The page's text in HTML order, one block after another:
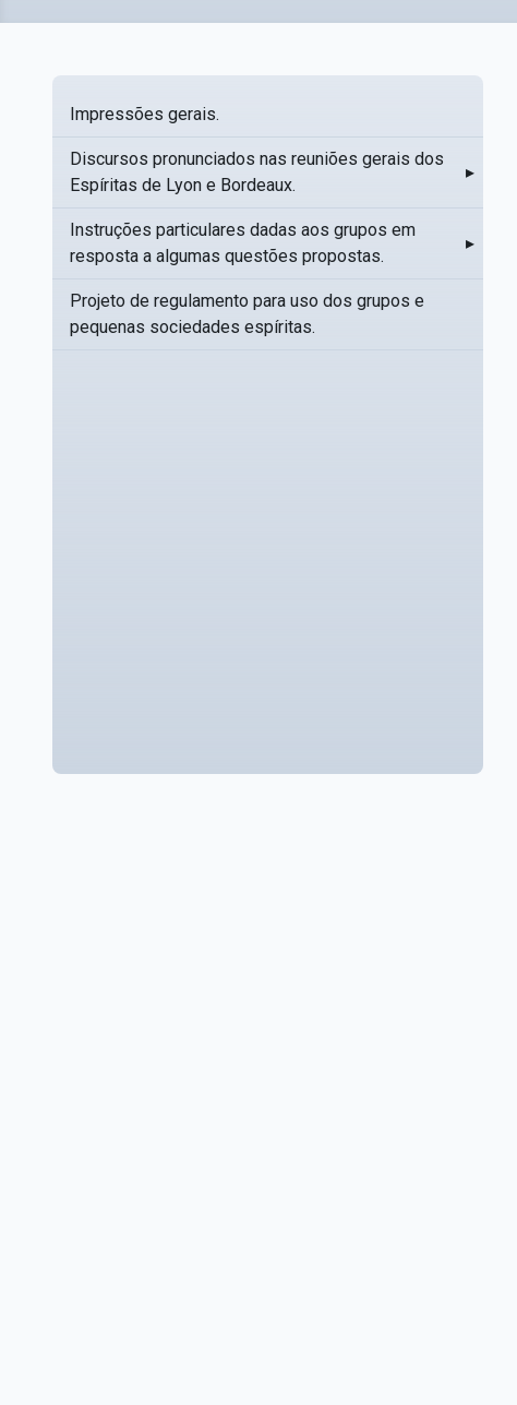
Impressões gerais.
Discursos pronunciados nas reuniões gerais dos
Espíritas de Lyon e Bordeaux.
▸
Instruções particulares dadas aos grupos em
resposta a algumas questões propostas.
▸
Projeto de regulamento para uso dos grupos e
pequenas sociedades espíritas.